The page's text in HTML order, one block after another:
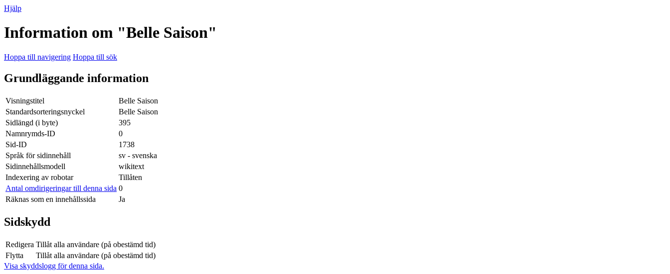
Hjälp
Information om "Belle Saison"
Hoppa till navigering Hoppa till sök
Grundläggande information
Visningstitel
Belle Saison
Standardsorteringsnyckel
Belle Saison
Sidlängd (i byte)
395
Namnrymds-ID
0
Sid-ID
1738
Språk för sidinnehåll
sv - svenska
Sidinnehållsmodell
wikitext
Indexering av robotar
Tillåten
Antal omdirigeringar till denna sida 0
Räknas som en innehållssida
Ja
Sidskydd
Redigera Tillåt alla användare (på obestämd tid)
Flytta
Tillåt alla användare (på obestämd tid)
Visa skyddslogg för denna sida.